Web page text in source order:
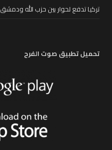
تركيا تدفع لحوار بين حزب الله ودمشق
تحميل تطبيق صوت الفرح